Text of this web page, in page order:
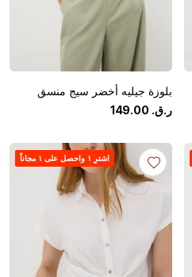
بلوزة جيليه أخضر سيج منسق
ر.ق.
149.00
اشترِ ١ واحصل على ١ مجاناً